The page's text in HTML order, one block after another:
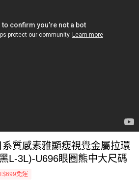
質感素雅顯瘦視覺金屬拉環
L-3L)-U696眼圈熊中大尺碼
免運